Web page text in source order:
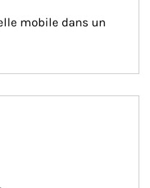
mobile dans un